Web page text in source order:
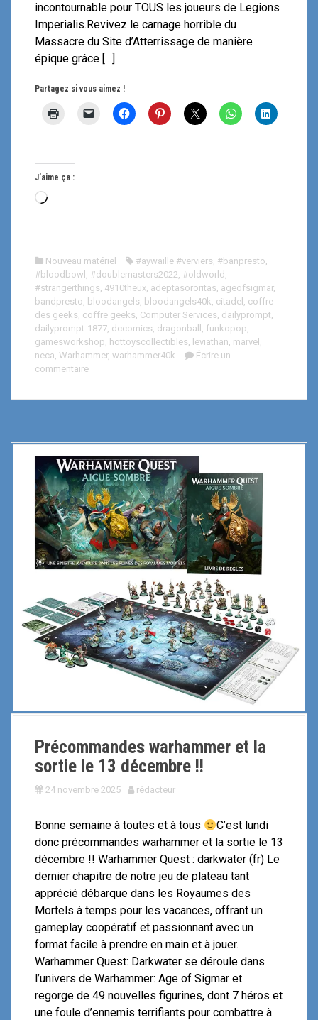
incontournable pour TOUS les joueurs de Legions
Imperialis.Revivez le carnage horrible du
Massacre du Site d’Atterrissage de manière
épique grâce […]
Partagez si vous aimez !
J’aime ça :
C
g
e
m
e
n
t
…
Nouveau matériel #aywaille #verviers, #banpresto,
#bloodbowl , #doublemasters2022, #oldworld ,
#strangerthings, 4910theux, adeptasororitas, ageofsigmar,
bandpresto, bloodangels, bloodangels40k, citadel , coffre
des geeks, coffre geeks, Computer Services, dailyprompt,
dailyprompt-1877, dccomics, dragonball , funkopop,
gamesworkshop, hottoyscollectibles, leviathan, marvel ,
neca, Warhammer, warhammer40k
Écrire un
commentaire
Précommandes warhammer et la
sortie le 13 décembre !!
24 novembre 2025 rédacteur
Bonne semaine à toutes et à tous
C’est lundi
donc précommandes warhammer et la sortie le 13
décembre !! Warhammer Quest : darkwater (fr) Le
dernier chapitre de notre jeu de plateau tant
apprécié débarque dans les Royaumes des
Mortels à temps pour les vacances, offrant un
gameplay coopératif et passionnant avec un
format facile à prendre en main et à jouer.
Warhammer Quest: Darkwater se déroule dans
l’univers de Warhammer: Age of Sigmar et
regorge de 49 nouvelles figurines, dont 7 héros et
une foule d’ennemis terrifiants pour combattre à